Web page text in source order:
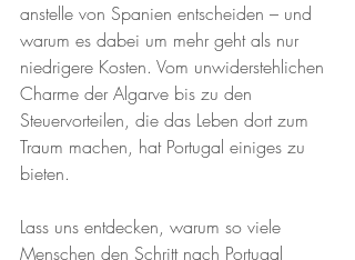
anstelle von Spanien entscheiden – und
warum es dabei um mehr geht als nur
niedrigere Kosten. Vom unwiderstehlichen
Charme der Algarve bis zu den
Steuervorteilen, die das Leben dort zum
Traum machen, hat Portugal einiges zu
bieten.
Lass uns entdecken, warum so viele
Menschen den Schritt nach Portugal